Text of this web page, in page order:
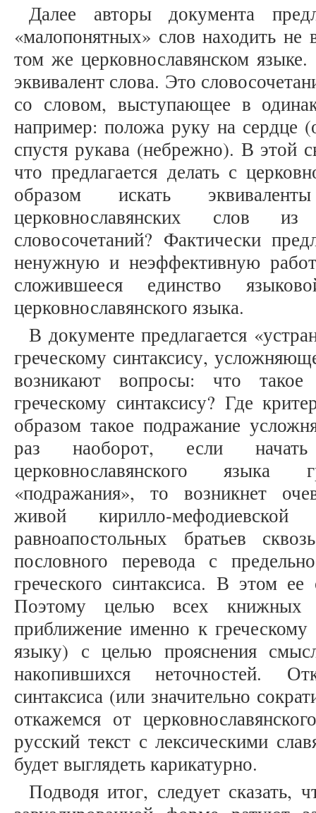
Далее авторы документа
«малопонятных» слов находить не
том же церковнославянском
эквивалент слова. Это
со словом, выступающее в
например: положа руку на сердце
спустя рукава (небрежно). В этой
что предлагается делать с
образом искать
церковнославянских слов из
словосочетаний? Фактически
ненужную и неэффективную
сложившееся единство
церковнославянского языка.
В документе предлагается
греческому синтаксису,
возникают вопросы: что такое
греческому синтаксису? Где
образом такое подражание
раз наоборот, если
церковнославянского языка
«подражания», то возникнет
живой кирилло-
равноапостольных братьев
пословного перевода с
греческого синтаксиса. В этом ее
Поэтому целью всех книжных
приближение именно к
языку) с целью прояснения
накопившихся неточностей.
синтаксиса (или значительно
откажемся от
русский текст с лексическими
будет выглядеть карикатурно.
Подводя итог, следует сказать,